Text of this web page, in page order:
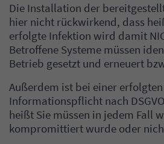
Die Installation der
hier nicht rückwirkend, dass
erfolgte Infektion wird damit
Betroffene Systeme müssen
Betrieb gesetzt und erneuert
Außerdem ist bei einer
Informationspflicht nach
heißt Sie müssen in jedem Fall
kompromittiert wurde oder